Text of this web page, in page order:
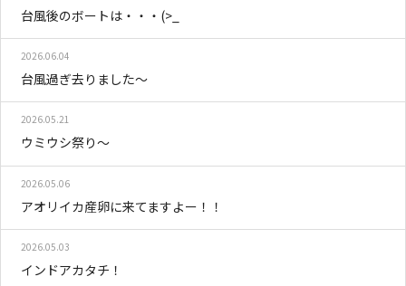
台風後のボートは・・・(>_
2026.06.04
台風過ぎ去りました～
2026.05.21
ウミウシ祭り～
2026.05.06
アオリイカ産卵に来てますよー！！
2026.05.03
インドアカタチ！